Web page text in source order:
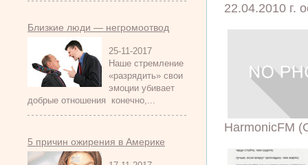
Близкие люди — негромоотвод
25-11-2017
Наше стремление
«разрядить» свои
эмоции убивает
добрые отношения конечно,...
5 причин ожирения в Америке
22.04.2010 г.
HarmonicFM